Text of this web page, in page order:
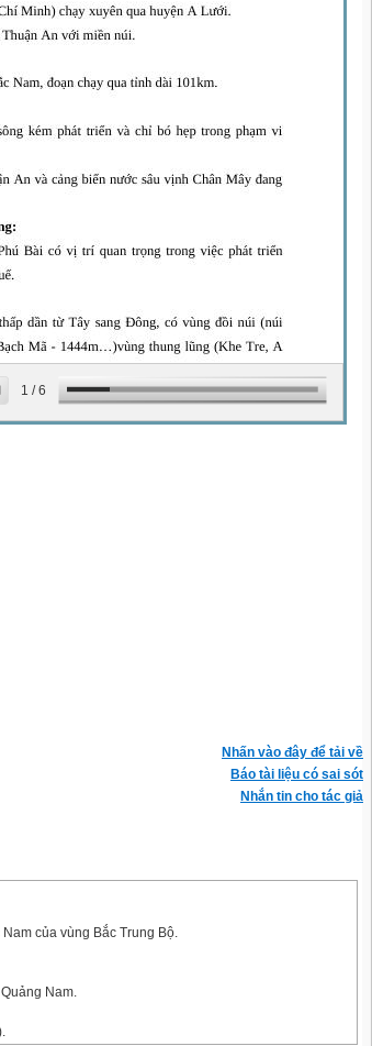
1 /6
Nhấn vào đây để tải về
Báo tài liệu có sai sót
Nhắn tin cho tác giả
của vùng Bắc Trung Bộ.
Nam.